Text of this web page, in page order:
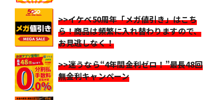
>>イケベ50周年「メガ値引き」はこち
ら！商品は頻繁に入れ替わりますので、
お見逃しなく！
>>迷うなら“4年間金利ゼロ！”最長48回
無金利キャンペーン